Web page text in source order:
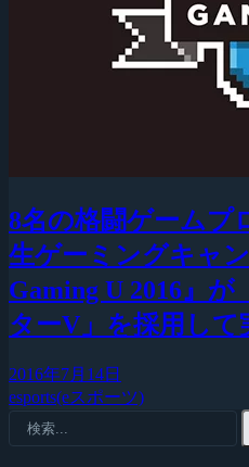
8名の格闘ゲームプ
生ゲーミングキャ
Gaming U 2016』
ターV」を採用して
2016年7月14日
esports(eスポーツ)